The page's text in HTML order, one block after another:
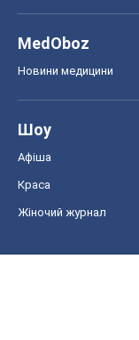
MedOboz
Новини медицини
Шоу
Афіша
Краса
Жіночий журнал